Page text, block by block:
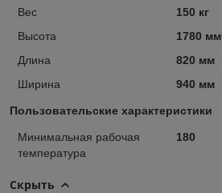
Вес
150 кг
Высота
1780 мм
Длина
820 мм
Ширина
940 мм
Пользовательские характеристики
Минимальная рабочая
температура
180
Скрыть